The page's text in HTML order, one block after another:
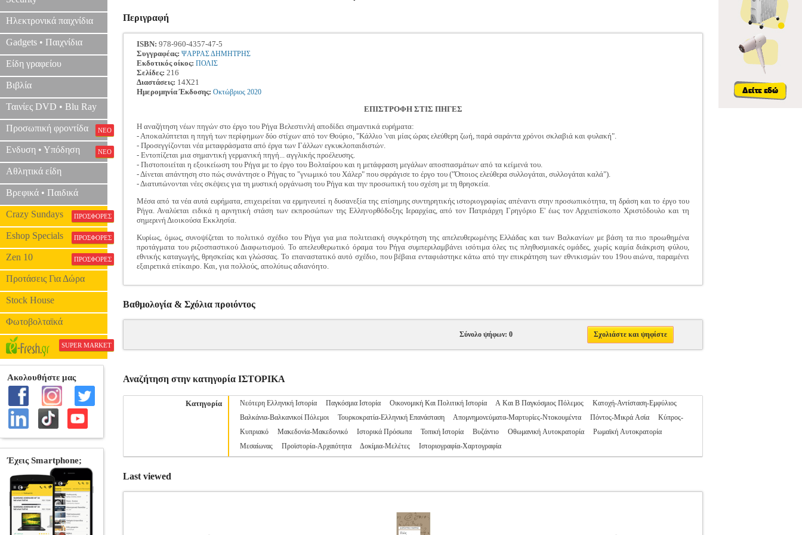
Ηλεκτρονικά παιχνίδια
Gadgets • Παιχνίδια
Είδη γραφείου
Βιβλία
Ταινίες DVD • Blu Ray
Προσωπική φροντίδα ΝΕΟ
Ενδυση • Υπόδηση ΝΕΟ
Αθλητικά είδη
Βρεφικά • Παιδικά
Crazy Sundays ΠΡΟΣΦΟΡΕΣ
Eshop Specials ΠΡΟΣΦΟΡΕΣ
Zen 10 ΠΡΟΣΦΟΡΕΣ
Προτάσεις Για Δώρα
Stock House
Φωτοβολταϊκά
SUPER MARKET
Περιγραφή
ISBN: 978-960-4357-47-5
Συγγραφέας: ΨΑΡΡΑΣ ΔΗΜΗΤΡΗΣ
Εκδοτικός οίκος: ΠΟΛΙΣ
Σελίδες: 216
Διαστάσεις: 14Χ21
Ημερομηνία Έκδοσης: Οκτώβριος 2020
ΕΠΙΣΤΡΟΦΗ ΣΤΙΣ ΠΗΓΕΣ
Η αναζήτηση νέων πηγών στο έργο του Ρήγα Βελεστινλή αποδίδει σημαντικά ευρήματα:
- Αποκαλύπτεται η πηγή των περίφημων δύο στίχων από τον Θούριο, "Κάλλιο 'ναι μίας ώρας ελεύθερη ζωή, παρά σαράντα χρόνοι σκλαβιά και φυλακή".
- Προσεγγίζονται νέα μεταφράσματα από έργα των Γάλλων εγκυκλοπαιδιστών.
- Εντοπίζεται μια σημαντική γερμανική πηγή... αγγλικής προέλευσης.
- Πιστοποιείται η εξοικείωση του Ρήγα με το έργο του Βολταίρου και η μετάφραση μεγάλων αποσπασμάτων από τα κείμενά του.
- Δίνεται απάντηση στο πώς συνάντησε ο Ρήγας το "γνωμικό του Χάλερ" που σφράγισε το έργο του ("Όποιος ελεύθερα συλλογάται, συλλογάται καλά").
- Διατυπώνονται νέες σκέψεις για τη μυστική οργάνωση του Ρήγα και την προσωπική του σχέση με τη θρησκεία.
Μέσα από τα νέα αυτά ευρήματα, επιχειρείται να ερμηνευτεί η δυσανεξία της επίσημης συντηρητικής ιστοριογραφίας απέναντι στην προσωπικότητα, τη δράση και το έργο του
Ρήγα. Αναλύεται ειδικά η αρνητική στάση των εκπροσώπων της Ελληνορθόδοξης Ιεραρχίας, από τον Πατριάρχη Γρηγόριο Ε' έως τον Αρχιεπίσκοπο Χριστόδουλο και τη
σημερινή Διοικούσα Εκκλησία.
Κυρίως, όμως, συνοψίζεται το πολιτικό σχέδιο του Ρήγα για μια πολιτειακή συγκρότηση της απελευθερωμένης Ελλάδας και των Βαλκανίων με βάση τα πιο προωθημένα
προτάγματα του ριζοσπαστικού Διαφωτισμού. Το απελευθερωτικό όραμα του Ρήγα συμπεριλαμβάνει ισότιμα όλες τις πληθυσμιακές ομάδες, χωρίς καμία διάκριση φύλου,
εθνικής καταγωγής, θρησκείας και γλώσσας. Το επαναστατικό αυτό σχέδιο, που βέβαια ενταφιάστηκε κάτω από την επικράτηση των εθνικισμών του 19ου αιώνα, παραμένει
εξαιρετικά επίκαιρο. Και, για πολλούς, απολύτως αδιανόητο.
Βαθμολογία & Σχόλια προιόντος
Σύνολο ψήφων: 0 Σχολιάστε και ψηφίστε
Αναζήτηση στην κατηγορία ΙΣΤΟΡΙΚΑ
Κατηγορία Νεότερη Ελληνική Ιστορία Παγκόσμια Ιστορία Οικονομική Και Πολιτική Ιστορία Α Και Β Παγκόσμιος Πόλεμος
Κατοχή-Αντίσταση-Εμφύλιος
Βαλκάνια-Βαλκανικοί Πόλεμοι
Τουρκοκρατία-Ελληνική Επανάσταση Απομνημονεύματα-Μαρτυρίες-Ντοκουμέντα Πόντος-Μικρά Ασία
Κύπρος-
Κυπριακό
Μακεδονία-Μακεδονικό Ιστορικά Πρόσωπα Τοπική Ιστορία Βυζάντιο Οθωμανική Αυτοκρατορία
Ρωμαϊκή Αυτοκρατορία
Μεσαίωνας
Προϊστορία-Αρχαιότητα Δοκίμια-Μελέτες Ιστοριογραφία-Χαρτογραφία
Last viewed